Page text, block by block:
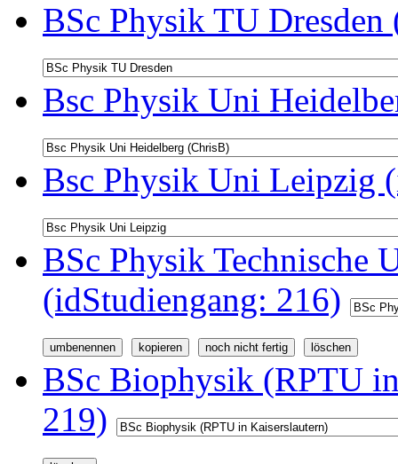
BSc Physik TU
Bsc Physik Uni
Bsc Physik Uni Leipzig
BSc Physik Technische
(idStudiengang: 216)
BSc Biophysik (RPTU
219)